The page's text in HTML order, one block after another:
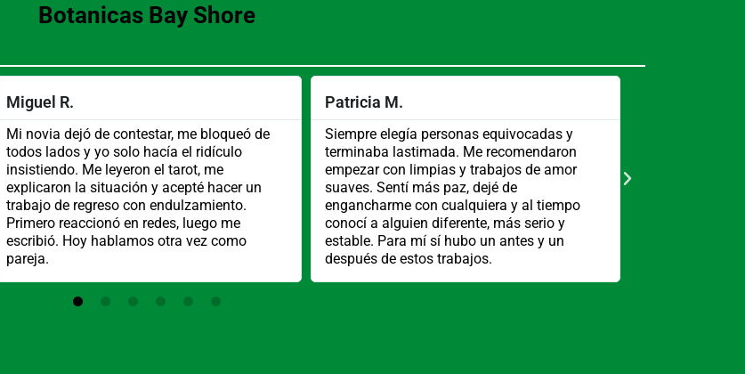
Botanicas Bay Shore
Miguel R.
Mi novia dejó de contestar, me bloqueó de
todos lados y yo solo hacía el ridículo
insistiendo. Me leyeron el tarot, me
explicaron la situación y acepté hacer un
trabajo de regreso con endulzamiento.
Primero reaccionó en redes, luego me
escribió. Hoy hablamos otra vez como
pareja.
Patricia M.
Siempre elegía personas equivocadas y
terminaba lastimada. Me recomendaron
empezar con limpias y trabajos de amor
suaves. Sentí más paz, dejé de
engancharme con cualquiera y al tiempo
conocí a alguien diferente, más serio y
estable. Para mí sí hubo un antes y un
después de estos trabajos.